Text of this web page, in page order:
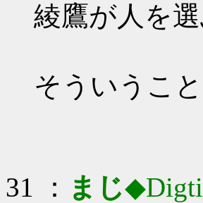
綾鷹が人を
そういうこ
31 ： まじ